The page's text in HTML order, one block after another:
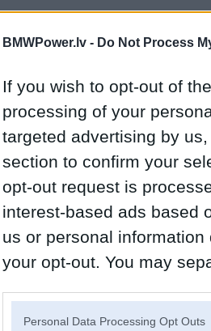
BMWPower.lv - Do Not Process
If you wish to opt-out of
processing of your
targeted advertising by
section to confirm your
opt-out request is
interest-based ads based
us or personal
your opt-out. You may
Personal Data Processing Opt Outs